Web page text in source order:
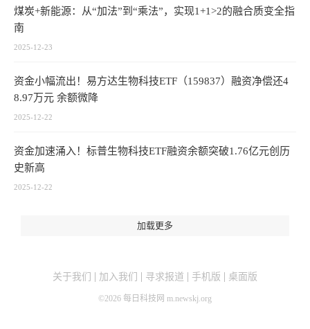
煤炭+新能源：从“加法”到“乘法”，实现1+1>2的融合质变全指
南
2025-12-23
资金小幅流出！易方达生物科技ETF（159837）融资净偿还4
8.97万元 余额微降
2025-12-22
资金加速涌入！标普生物科技ETF融资余额突破1.76亿元创历
史新高
2025-12-22
加载更多
关于我们 加入我们 寻求报道 手机版 桌面版
©2026 每日科技网 m.newskj.org